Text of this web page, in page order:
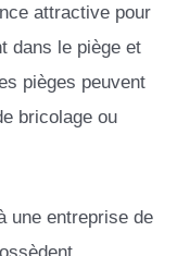
attractive pour
dans le piège et
pièges peuvent
bricolage ou
une entreprise de